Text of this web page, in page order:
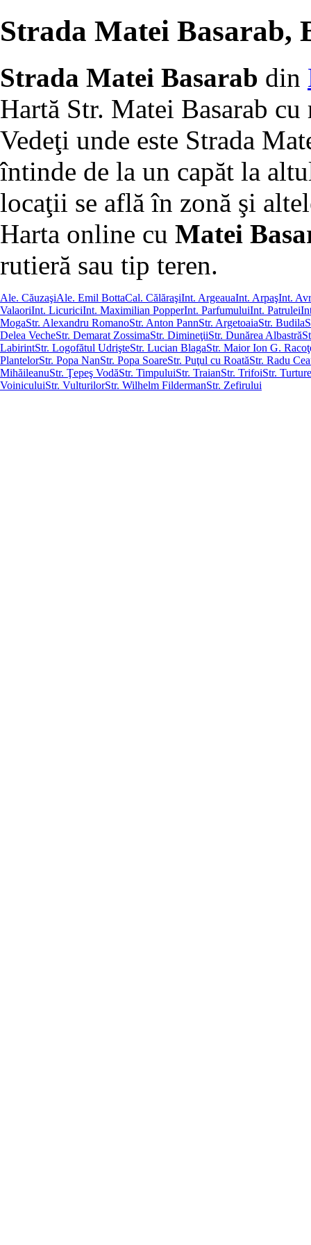
Strada Matei Basarab,
Strada Matei Basarab din
Hartă Str. Matei Basarab cu
Vedeţi unde este Strada
întinde de la un capăt la
locaţii se află în zonă şi
Harta online cu Matei
rutieră sau tip teren.
Ale. CăuzaşiAle. Emil BottaCal. CălăraşiInt. ArgeauaInt. ArpaşInt.
ValaoriInt. LicuriciInt. Maximilian PopperInt. ParfumuluiInt. Patrulei
MogaStr. Alexandru RomanoStr. Anton PannStr. ArgetoaiaStr. Budila
Delea VecheStr. Demarat ZossimaStr. DimineţiiStr. Dunărea Albastră
LabirintStr. Logofătul UdrişteStr. Lucian BlagaStr. Maior Ion G.
PlantelorStr. Popa NanStr. Popa SoareStr. Puţul cu RoatăStr. Radu
MihăileanuStr. Ţepeş VodăStr. TimpuluiStr. TraianStr. TrifoiStr.
VoiniculuiStr. VulturilorStr. Wilhelm FildermanStr. Zefirului